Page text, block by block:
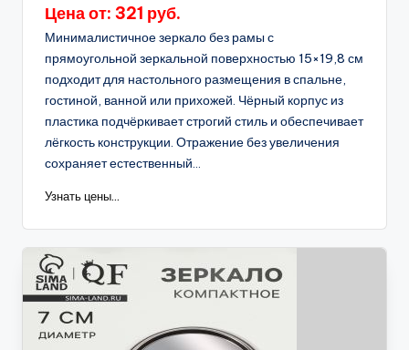
Цена от: 321 руб.
Минималистичное зеркало без рамы с
прямоугольной зеркальной поверхностью 15×19,8 см
подходит для настольного размещения в спальне,
гостиной, ванной или прихожей. Чёрный корпус из
пластика подчёркивает строгий стиль и обеспечивает
лёгкость конструкции. Отражение без увеличения
сохраняет естественный...
Узнать цены...